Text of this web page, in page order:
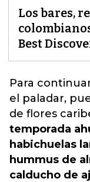
Los bares,
Best
Para
el paladar,
de flores
temporada
habichuelas
hummus de
calducho de